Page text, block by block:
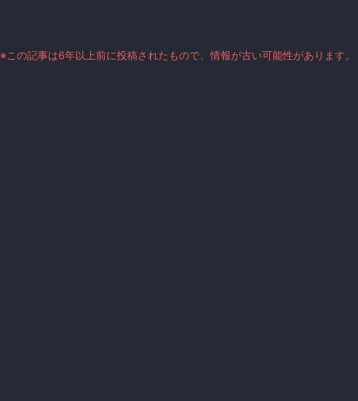
※この記事は6年以上前に投稿されたもので、情報が古い可能性があります。